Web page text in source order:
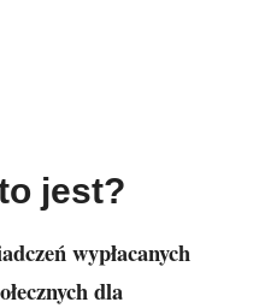
jest?
wypłacanych
dla